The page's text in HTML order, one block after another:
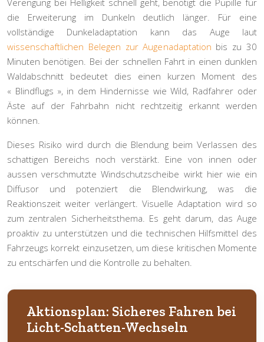
die Erweiterung im Dunkeln deutlich länger. Für eine
vollständige Dunkeladaptation kann das Auge laut
wissenschaftlichen Belegen zur Augenadaptation bis zu 30
Minuten benötigen. Bei der schnellen Fahrt in einen dunklen
Waldabschnitt bedeutet dies einen kurzen Moment des
« Blindflugs », in dem Hindernisse wie Wild, Radfahrer oder
Äste auf der Fahrbahn nicht rechtzeitig erkannt werden
können.
Dieses Risiko wird durch die Blendung beim Verlassen des
schattigen Bereichs noch verstärkt. Eine von innen oder
aussen verschmutzte Windschutzscheibe wirkt hier wie ein
Diffusor und potenziert die Blendwirkung, was die
Reaktionszeit weiter verlängert. Visuelle Adaptation wird so
zum zentralen Sicherheitsthema. Es geht darum, das Auge
proaktiv zu unterstützen und die technischen Hilfsmittel des
Fahrzeugs korrekt einzusetzen, um diese kritischen Momente
zu entschärfen und die Kontrolle zu behalten.
Aktionsplan: Sicheres Fahren bei
Licht-Schatten-Wechseln